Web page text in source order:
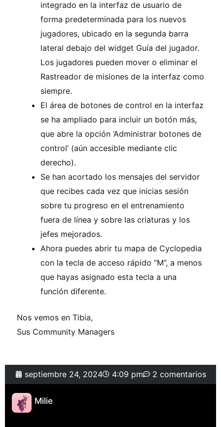
integrado en la interfaz de usuario de
forma predeterminada para los nuevos
jugadores, ubicado en la segunda barra
lateral debajo del widget Guía del jugador.
Los jugadores pueden mover o eliminar el
Rastreador de misiones de la interfaz como
siempre.
El área de botones de control en la interfaz
se ha ampliado para incluir un botón más,
que abre la opción ‘Administrar botones de
control’ (aún accesible mediante clic
derecho).
Se han acortado los mensajes del servidor
que recibes cada vez que inicias sesión
sobre tu progreso en el entrenamiento
fuera de línea y sobre las criaturas y los
jefes mejorados.
Ahora puedes abrir tu mapa de Cyclopedia
con la tecla de acceso rápido “M”, a menos
que hayas asignado esta tecla a una
función diferente.
Nos vemos en Tibia,
Sus Community Managers
septiembre 24, 2024 4:09 pm 2 comentarios
Milie